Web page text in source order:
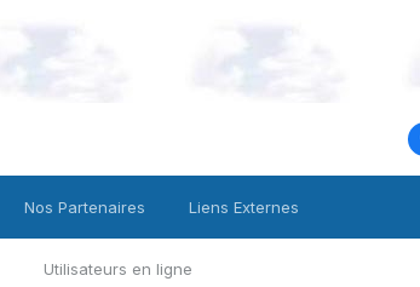
Utilisateurs en ligne
Nos Partenaires Liens Externes